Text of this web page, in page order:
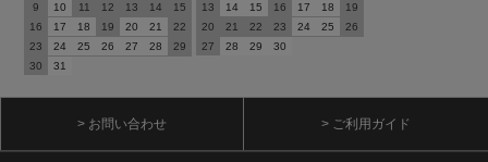
9
10 11 12 13 14
15
16
17 18 19 20 21
22
23
24 25 26 27 28
29
30
31
13
14 15 16 17 18
19
20
21 22 23 24 25
26
27
28 29 30
> お問い合わせ > ご利用ガイド